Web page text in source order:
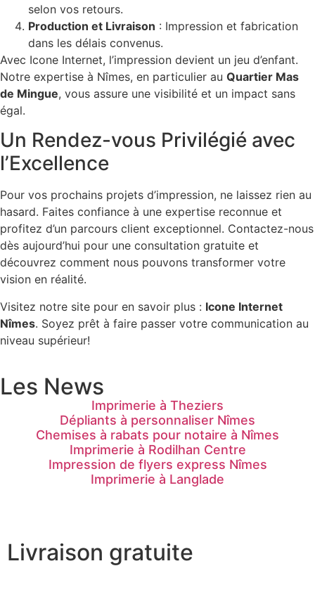
selon vos retours.
Production et Livraison : Impression et fabrication
dans les délais convenus.
Avec Icone Internet, l’impression devient un jeu d’enfant.
Notre expertise à Nîmes, en particulier au Quartier Mas
de Mingue, vous assure une visibilité et un impact sans
égal.
Un Rendez-vous Privilégié avec
l’Excellence
Pour vos prochains projets d’impression, ne laissez rien au
hasard. Faites confiance à une expertise reconnue et
profitez d’un parcours client exceptionnel. Contactez-nous
dès aujourd’hui pour une consultation gratuite et
découvrez comment nous pouvons transformer votre
vision en réalité.
Visitez notre site pour en savoir plus : Icone Internet
Nîmes. Soyez prêt à faire passer votre communication au
niveau supérieur!
Les News
Imprimerie à Theziers
Dépliants à personnaliser Nîmes
Chemises à rabats pour notaire à Nîmes
Imprimerie à Rodilhan Centre
Impression de flyers express Nîmes
Imprimerie à Langlade
Livraison gratuite